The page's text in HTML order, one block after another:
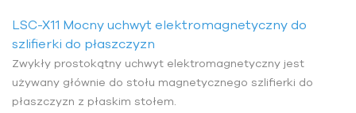
LSC-X11 Mocny uchwyt elektromagnetyczny do
szlifierki do płaszczyzn
Zwykły prostokątny uchwyt elektromagnetyczny jest
używany głównie do stołu magnetycznego szlifierki do
płaszczyzn z płaskim stołem.